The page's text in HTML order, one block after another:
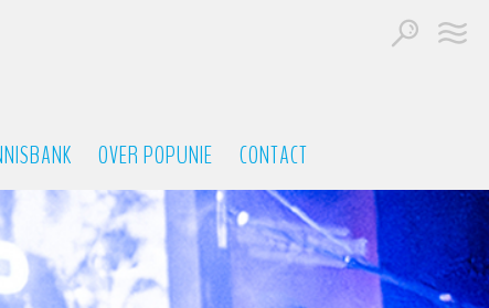
OVER POPUNIE CONTACT